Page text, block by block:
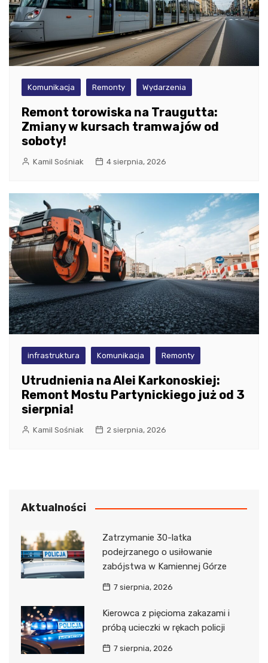
Komunikacja Remonty Wydarzenia
Remont torowiska na Traugutta:
Zmiany w kursach tramwajów od
soboty!
Kamil Sośniak 4 sierpnia, 2026
infrastruktura Komunikacja Remonty
Utrudnienia na Alei Karkonoskiej:
Remont Mostu Partynickiego już od 3
sierpnia!
Kamil Sośniak 2 sierpnia, 2026
Aktualności
Zatrzymanie 30-latka
podejrzanego o usiłowanie
zabójstwa w Kamiennej Górze
7 sierpnia, 2026
Kierowca z pięcioma zakazami i
próbą ucieczki w rękach policji
7 sierpnia, 2026